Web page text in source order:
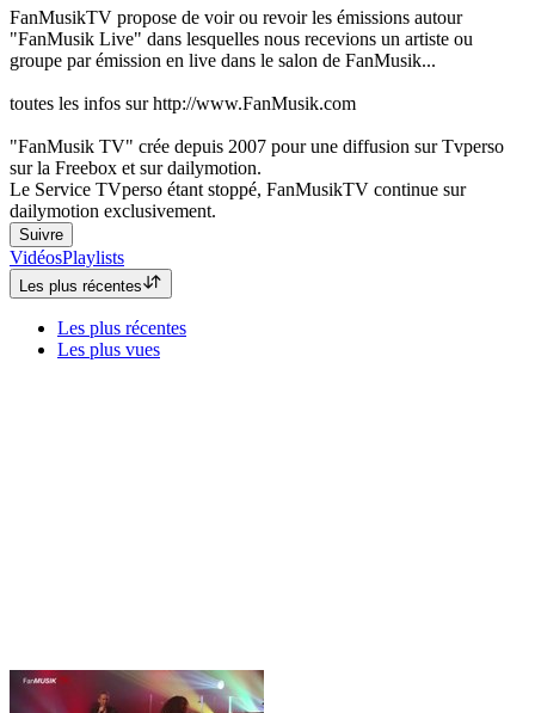
FanMusikTV propose de voir ou revoir les émissions autour
"FanMusik Live" dans lesquelles nous recevions un artiste ou
groupe par émission en live dans le salon de FanMusik...
toutes les infos sur http://www.FanMusik.com
"FanMusik TV" crée depuis 2007 pour une diffusion sur Tvperso
sur la Freebox et sur dailymotion.
Le Service TVperso étant stoppé, FanMusikTV continue sur
dailymotion exclusivement.
Suivre
VidéosPlaylists
Les plus récentes
Les plus récentes
Les plus vues